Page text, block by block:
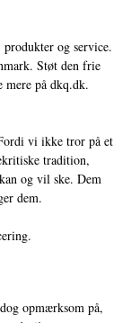
og service.
Støt den frie
på dkq.dk.
vi ikke tror på et
tradition,
og vil ske. Dem
dem.
opmærksom på,